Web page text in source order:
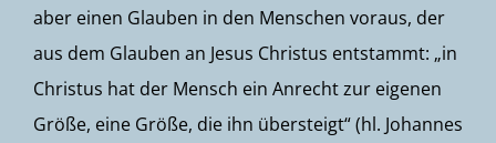
aber einen Glauben in den Menschen voraus, der
aus dem Glauben an Jesus Christus entstammt: „in
Christus hat der Mensch ein Anrecht zur eigenen
Größe, eine Größe, die ihn übersteigt“ (hl. Johannes